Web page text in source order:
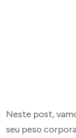
Neste post,
seu peso